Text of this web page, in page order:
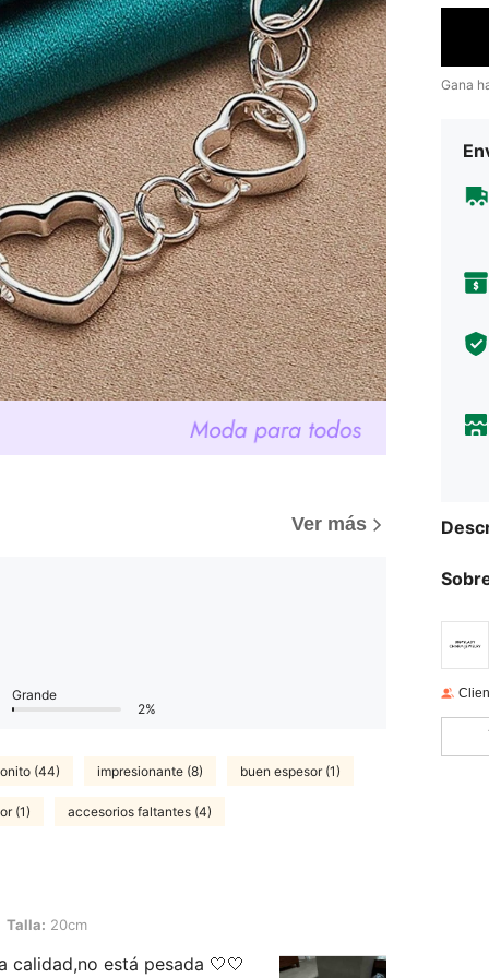
Ver más
Grande
2%
(44) impresionante (8) buen espesor (1)
(1) accesorios faltantes (4)
Talla: 20cm
calidad,no está pesada 🤍🤍
Gana